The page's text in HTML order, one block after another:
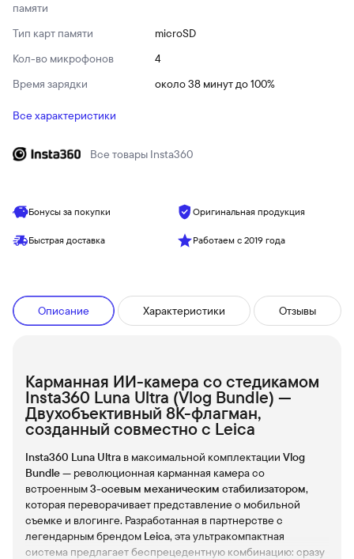
памяти
Тип карт памяти
microSD
Кол-во микрофонов
4
Время зарядки
около 38 минут до 100%
Все характеристики
Все товары Insta360
Бонусы за покупки Оригинальная продукция
Быстрая доставка Работаем с 2019 года
Описание Характеристики Отзывы
Карманная ИИ-камера со стедикамом
Insta360 Luna Ultra (Vlog Bundle) —
Двухобъективный 8K-флагман,
созданный совместно с Leica
Insta360 Luna Ultra в максимальной комплектации Vlog
Bundle— революционная карманная камера со
встроенным3-осевым механическим стабилизатором,
которая переворачивает представление о мобильной
съемке и влогинге. Разработанная в партнерстве с
легендарным брендом Leica, эта ультракомпактная
система предлагает беспрецедентную комбинацию: сразу